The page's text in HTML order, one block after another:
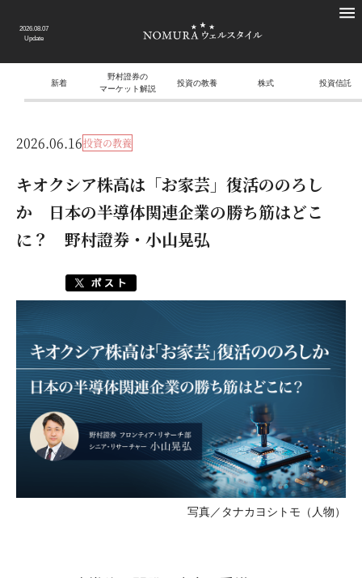
2026.08.07
Update
新着
野村證券の
マーケット解説
投資の教養 株式 投資信託
2026.06.16投資の教養
キオクシア株高は「お家芸」復活ののろし
か 日本の半導体関連企業の勝ち筋はどこ
に？ 野村證券・小山晃弘
写真／タナカヨシトモ（人物）